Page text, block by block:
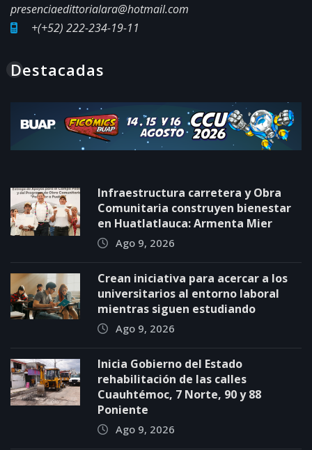
presenciaedittorialara@hotmail.com
+(+52) 222-234-19-11
Destacadas
Infraestructura carretera y Obra
Comunitaria construyen bienestar
en Huatlatlauca: Armenta Mier
Ago 9, 2026
Crean iniciativa para acercar a los
universitarios al entorno laboral
mientras siguen estudiando
Ago 9, 2026
Inicia Gobierno del Estado
rehabilitación de las calles
Cuauhtémoc, 7 Norte, 90 y 88
Poniente
Ago 9, 2026